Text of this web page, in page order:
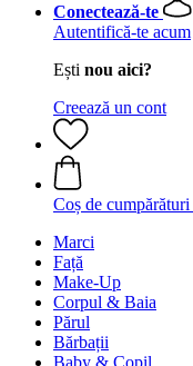
Conectează-te
Autentifică-te acum
Ești nou aici?
Creează un cont
Coș de cumpărături
Marci
Față
Make-Up
Corpul & Baia
Părul
Bărbații
Baby & Copil